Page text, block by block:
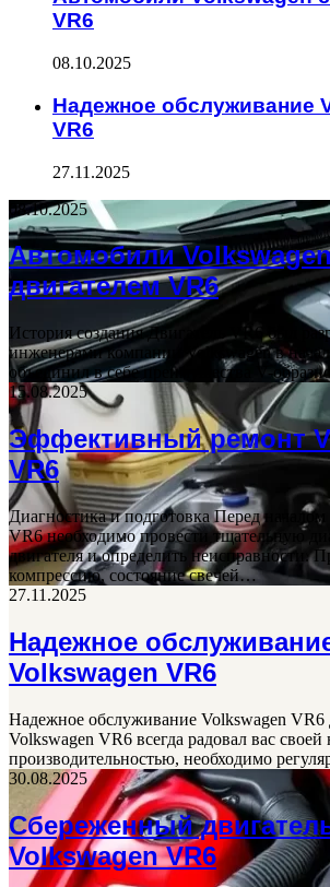
VR6
08.10.2025
Надежное обслуживание
VR6
27.11.2025
08.10.2025
Автомобили
двигателем VR6
История создания Двигатель VR6 был
инженерами компании Volkswagen в
объединил в себе преимущества V-
15.08.2025
Эффективный ремонт
VR6
Диагностика и подготовка Перед началом
VR6 необходимо провести тщательную
двигателя и определить неисправности.
компрессию, состояние свечей…
27.11.2025
Надежное
Volkswagen VR6
Надежное обслуживание Volkswagen
Volkswagen VR6 всегда радовал вас
производительностью, необходимо
30.08.2025
Сбереженный
Volkswagen VR6